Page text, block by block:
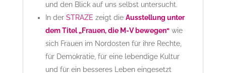
und den Blick auf uns selbst untersucht.
In der STRAZE zeigt die Ausstellung unter
dem Titel „Frauen, die M-V bewegen“wie
sich Frauen im Nordosten für ihre Rechte,
für Demokratie, für eine lebendige Kultur
und für ein besseres Leben eingesetzt